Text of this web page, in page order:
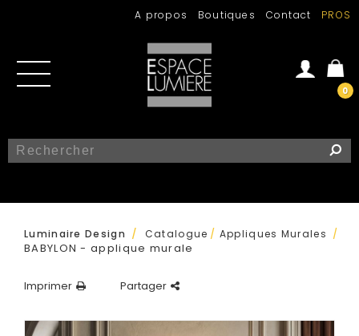
A propos Boutiques Contact PROS
0
Se connecter
Luminaire Design / Catalogue / Appliques Murales /
BABYLON - applique murale
Imprimer Partager